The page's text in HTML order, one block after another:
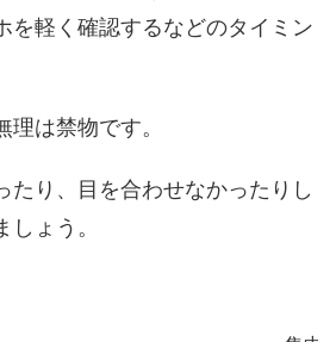
を軽く確認するなどのタイミン
は禁物です。
たり、目を合わせなかったりし
ょう。